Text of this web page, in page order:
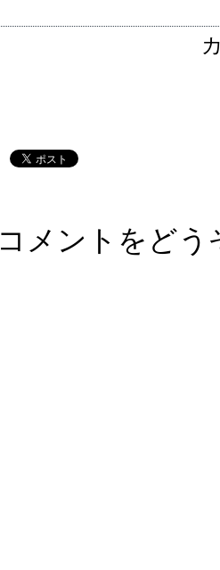
コメントをどう